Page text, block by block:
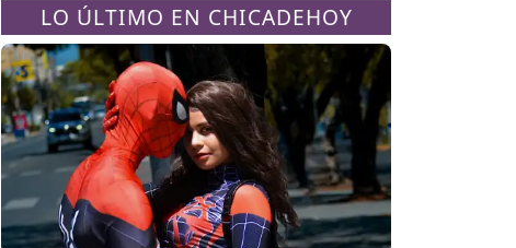
LO ÚLTIMO EN CHICADEHOY